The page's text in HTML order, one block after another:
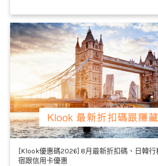
[Klook優惠碼2026] 8月最新折扣碼、日韓
宿跟信用卡優惠